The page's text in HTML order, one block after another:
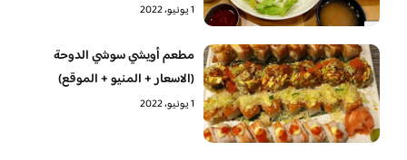
1 يونيو، 2022
مطعم أويشي سوشي الدوحة
(الاسعار + المنيو + الموقع)
1 يونيو، 2022